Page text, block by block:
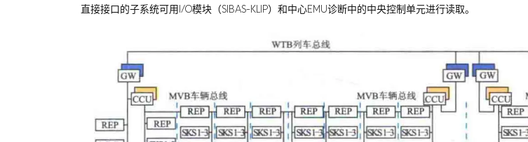
直接接口的子系统可用I/O模块（SIBAS-KLIP）和中心EMU诊断中的中央控制单元进行读取。